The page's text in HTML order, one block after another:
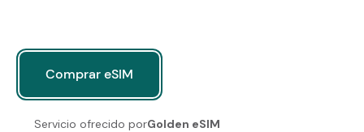
Comprar eSIM
Comprar eSIM
Servicio ofrecido porGolden eSIM